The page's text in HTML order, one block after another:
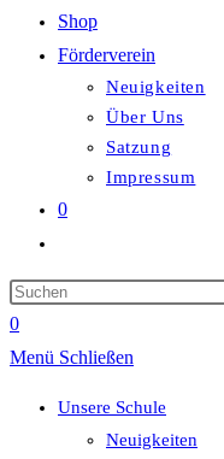
Shop
Förderverein
Neuigkeiten
Über Uns
Satzung
Impressum
0
Suche
umschalten
0
Menü Schließen
Unsere Schule
Neuigkeiten